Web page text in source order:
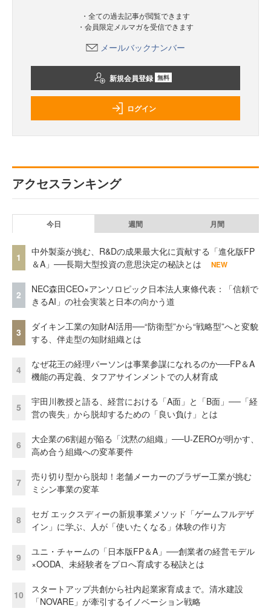
・全ての過去記事が閲覧できます
・会員限定メルマガを受信できます
メールバックナンバー
新規会員登録 無料
ログイン
アクセスランキング
今日 週間 月間
1
中外製薬が挑む、R&Dの成果最大化に貢献する「進化版FP
＆A」──長期大型投資の意思決定の秘訣とは
NEW
2
NEC森田CEO×アンソロピック日本法人東條代表：「信頼で
きるAI」の社会実装と日本の向かう道
3
ダイキン工業の知財AI活用──“防衛型”から“戦略型”へと変貌
する、伴走型の知財組織とは
4
なぜ花王の経理パーソンは事業参謀になれるのか──FP＆A
機能の再定義、タフアサインメントでの人材育成
5
宇田川教授と語る、経営における「A面」と「B面」──「経
営の喪失」から脱却するための「良い負け」とは
6
大企業の6割超が陥る「沈黙の組織」──U-ZEROが明かす、
高め合う組織への変革要件
7
売り切り型から脱却！老舗メーカーのブラザー工業が挑む
ミシン事業の変革
8
セガ エックスディーの新規事業メソッド「ゲームフルデザ
イン」に学ぶ、人が「使いたくなる」体験の作り方
9
ユニ・チャームの「日本版FP＆A」──創業者の経営モデル
×OODA、未経験者をプロへ育成する秘訣とは
10
スタートアップ共創から社内起業家育成まで。清水建設
「NOVARE」が牽引するイノベーション戦略